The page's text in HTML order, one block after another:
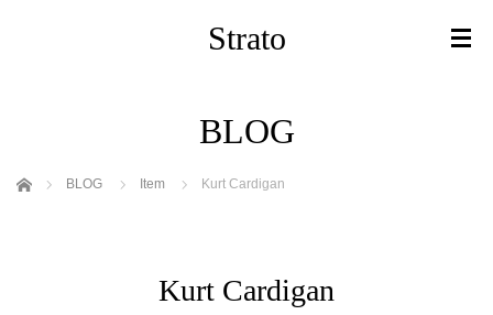
Strato
BLOG
ホーム BLOG Item Kurt Cardigan
Kurt Cardigan